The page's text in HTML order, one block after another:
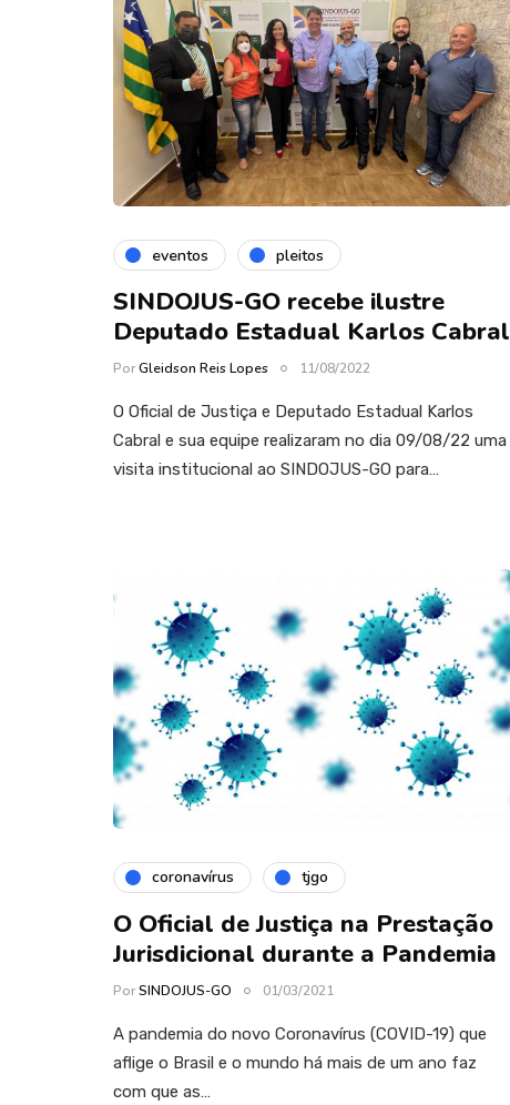
eventos pleitos
SINDOJUS-GO recebe ilustre
Deputado Estadual Karlos Cabral
PorGleidson Reis Lopes 11/08/2022
O Oficial de Justiça e Deputado Estadual Karlos
Cabral e sua equipe realizaram no dia 09/08/22 uma
visita institucional ao SINDOJUS-GO para…
coronavírus tjgo
O Oficial de Justiça na Prestação
Jurisdicional durante a Pandemia
PorSINDOJUS-GO 01/03/2021
A pandemia do novo Coronavírus (COVID-19) que
aflige o Brasil e o mundo há mais de um ano faz
com que as…